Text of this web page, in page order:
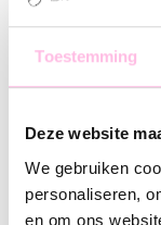
Toestemming
Deze website
We gebruiken
personaliseren,
en om ons
Kralen
en facetjes
€ 14.95
Varianten:
Fuchsia